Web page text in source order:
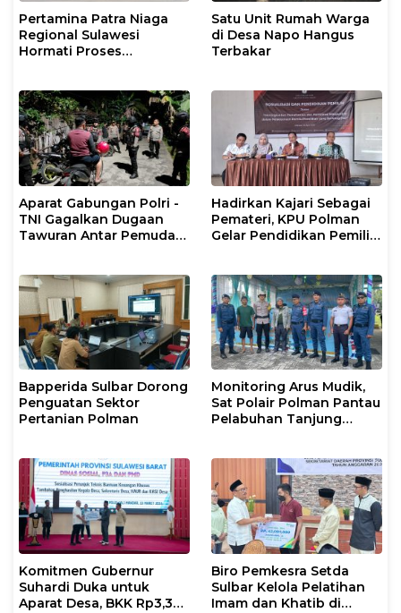
Pertamina Patra Niaga
Regional Sulawesi
Hormati Proses
di Polman
Satu Unit Rumah Warga
di Desa Napo Hangus
Terbakar
Aparat Gabungan Polri -
TNI Gagalkan Dugaan
Tawuran Antar Pemuda
Hadirkan Kajari Sebagai
Pemateri, KPU Polman
Gelar Pendidikan Pemilih
Bapperida Sulbar Dorong
Penguatan Sektor
Pertanian Polman
Monitoring Arus Mudik,
Sat Polair Polman Pantau
Pelabuhan Tanjung
Komitmen Gubernur
Suhardi Duka untuk
Aparat Desa, BKK Rp3,3
Biro Pemkesra Setda
Sulbar Kelola Pelatihan
Imam dan Khatib di